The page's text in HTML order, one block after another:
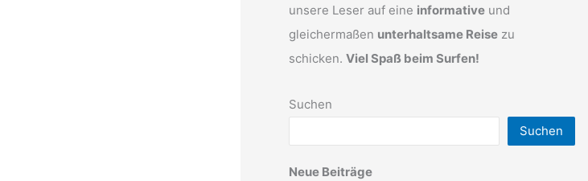
unsere Leser auf eine informative und
gleichermaßen unterhaltsame Reise zu
schicken. Viel Spaß beim Surfen!
Suchen
Suchen
Neue Beiträge